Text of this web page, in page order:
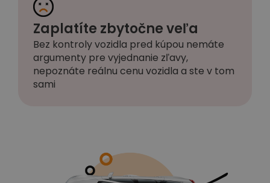
Zaplatíte zbytočne veľa
Bez kontroly vozidla pred kúpou nemáte
argumenty pre vyjednanie zľavy,
nepoznáte reálnu cenu vozidla a ste v tom
sami